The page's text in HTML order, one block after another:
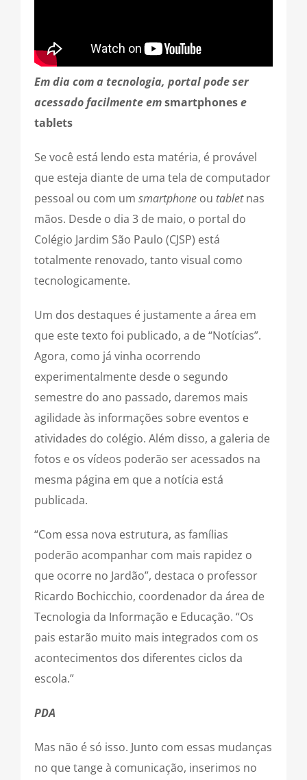
Em dia com a tecnologia, portal pode ser
acessado facilmente emsmartphonese
tablets
Se você está lendo esta matéria, é provável
que esteja diante de uma tela de computador
pessoal ou com um smartphone ou tabletnas
mãos. Desde o dia 3 de maio, o portal do
Colégio Jardim São Paulo (CJSP) está
totalmente renovado, tanto visual como
tecnologicamente.
Um dos destaques é justamente a área em
que este texto foi publicado, a de “Notícias”.
Agora, como já vinha ocorrendo
experimentalmente desde o segundo
semestre do ano passado, daremos mais
agilidade às informações sobre eventos e
atividades do colégio. Além disso, a galeria de
fotos e os vídeos poderão ser acessados na
mesma página em que a notícia está
publicada.
“Com essa nova estrutura, as famílias
poderão acompanhar com mais rapidez o
que ocorre no Jardão”, destaca o professor
Ricardo Bochicchio, coordenador da área de
Tecnologia da Informação e Educação. “Os
pais estarão muito mais integrados com os
acontecimentos dos diferentes ciclos da
escola.”
PDA
Mas não é só isso. Junto com essas mudanças
no que tange à comunicação, inserimos no